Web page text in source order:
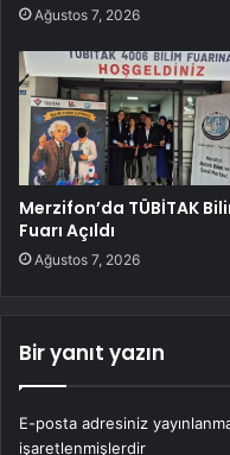
Ağustos 7, 2026
Merzifon’da TÜBİTAK
Fuarı Açıldı
Ağustos 7, 2026
Bir yanıt yazın
E-posta adresiniz
işaretlenmişlerdir